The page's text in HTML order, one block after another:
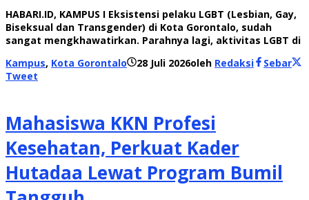
HABARI.ID, KAMPUS I Eksistensi pelaku LGBT (Lesbian, Gay,
Biseksual dan Transgender) di Kota Gorontalo, sudah
sangat mengkhawatirkan. Parahnya lagi, aktivitas LGBT di
Kampus, Kota Gorontalo 28 Juli 2026oleh Redaksi
Sebar
Tweet
Mahasiswa KKN Profesi
Kesehatan, Perkuat Kader
Hutadaa Lewat Program Bumil